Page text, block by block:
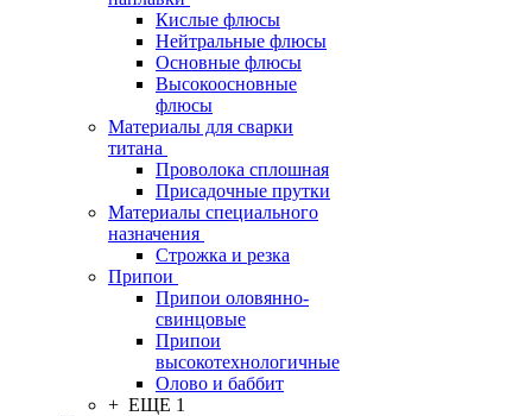
Кислые флюсы
Нейтральные флюсы
Основные флюсы
Высокоосновные
флюсы
Материалы для сварки
титана
Проволока сплошная
Присадочные прутки
Материалы специального
назначения
Строжка и резка
Припои
Припои оловянно-
свинцовые
Припои
высокотехнологичные
Олово и баббит
+ ЕЩЕ 1